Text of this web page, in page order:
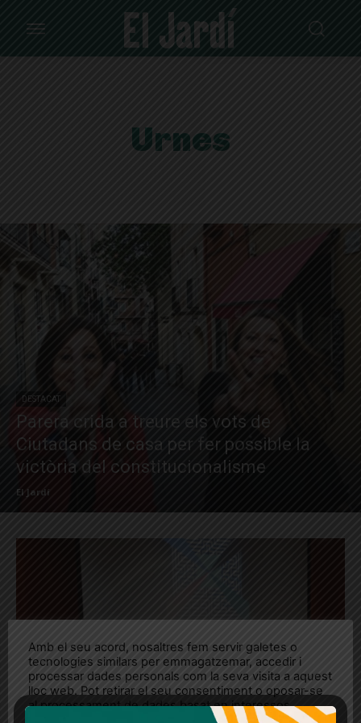
Urnes
DESTACAT
Parera crida a treure els vots de
Ciutadans de casa per fer possible la
victòria del constitucionalisme
El Jardí
Amb el seu acord, nosaltres fem servir galetes o
tecnologies similars per emmagatzemar, accedir i
processar dades personals com la seva visita a aquest
lloc web. Pot retirar el seu consentiment o oposar-se
al processament de dades basat en interessos
legítims en qualsevol moment fent clic a "Ajustos de